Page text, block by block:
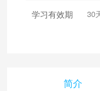
学习有效期 30
简介